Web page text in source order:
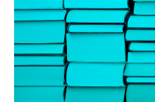
aktuelle Weltgeschehen.
Sendungen Programm
Audio-Archiv